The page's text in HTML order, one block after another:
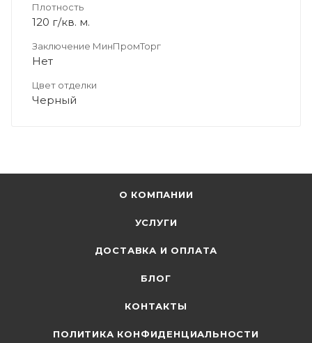
Плотность
120 г/кв. м.
Заключение МинПромТорг
Нет
Цвет отделки
Черный
О КОМПАНИИ
УСЛУГИ
ДОСТАВКА И ОПЛАТА
БЛОГ
КОНТАКТЫ
ПОЛИТИКА КОНФИДЕНЦИАЛЬНОСТИ